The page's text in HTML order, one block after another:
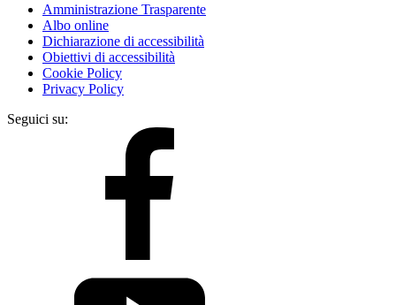
Amministrazione Trasparente
Albo online
Dichiarazione di accessibilità
Obiettivi di accessibilità
Cookie Policy
Privacy Policy
Seguici su: